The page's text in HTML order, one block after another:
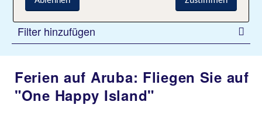
Filter hinzufügen
Ferien auf Aruba: Fliegen Sie auf
"One Happy Island"